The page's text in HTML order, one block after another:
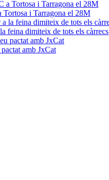
Tortosa i Tarragona el 28M
feina dimiteix de tots els càrrecs
amb JxCat